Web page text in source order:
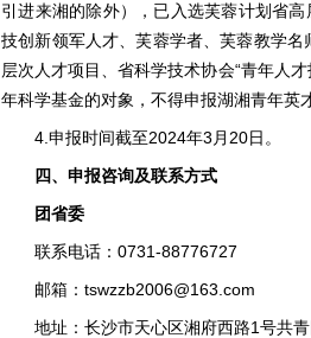
引进来湘的除外），已入选芙蓉计划省
技创新领军人才、芙蓉学者、芙蓉教学
层次人才项目、省科学技术协会“青年人
年科学基金的对象，不得申报湖湘青年英
4.申报时间截至2024年3月20日。
四、申报咨询及联系方式
团省委
联系电话：0731-88776727
邮箱：tswzzb2006@163.com
地址：长沙市天心区湘府西路1号共